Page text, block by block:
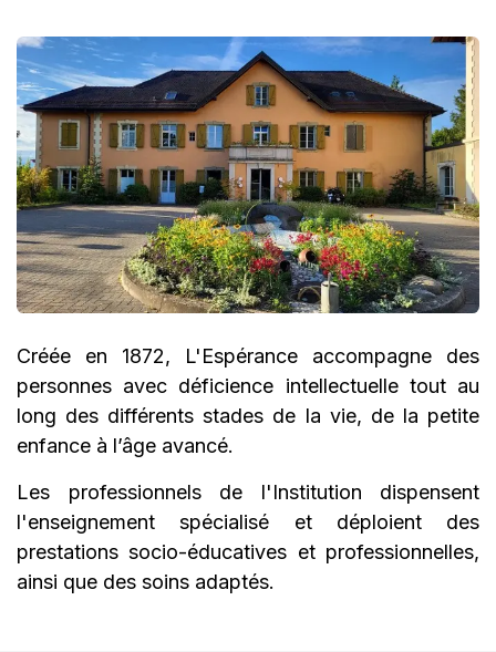
Créée en 1872, L'Espérance accompagne des
personnes avec déficience intellectuelle tout au
long des différents stades de la vie, de la petite
enfance à l’âge avancé.
Les professionnels de l'Institution dispensent
l'enseignement spécialisé et déploient des
prestations socio-éducatives et professionnelles,
ainsi que des soins adaptés.